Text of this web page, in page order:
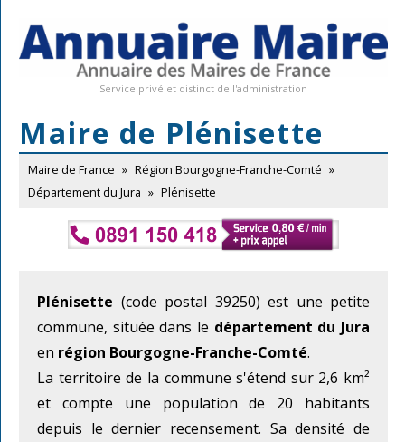
Service privé et distinct de l'administration
Maire de Plénisette
Maire de France » Région Bourgogne-Franche-Comté »
Département du Jura » Plénisette
Plénisette (code postal 39250) est une petite
commune, située dans le département du Jura
en région Bourgogne-Franche-Comté.
La territoire de la commune s'étend sur 2,6 km²
et compte une population de 20 habitants
depuis le dernier recensement. Sa densité de